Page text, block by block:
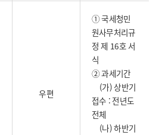
우편
① 국세청민
원사무처리규
정 제 16호 서
식
② 과세기간
(가) 상반기
접수 : 전년도
전체
(나) 하반기